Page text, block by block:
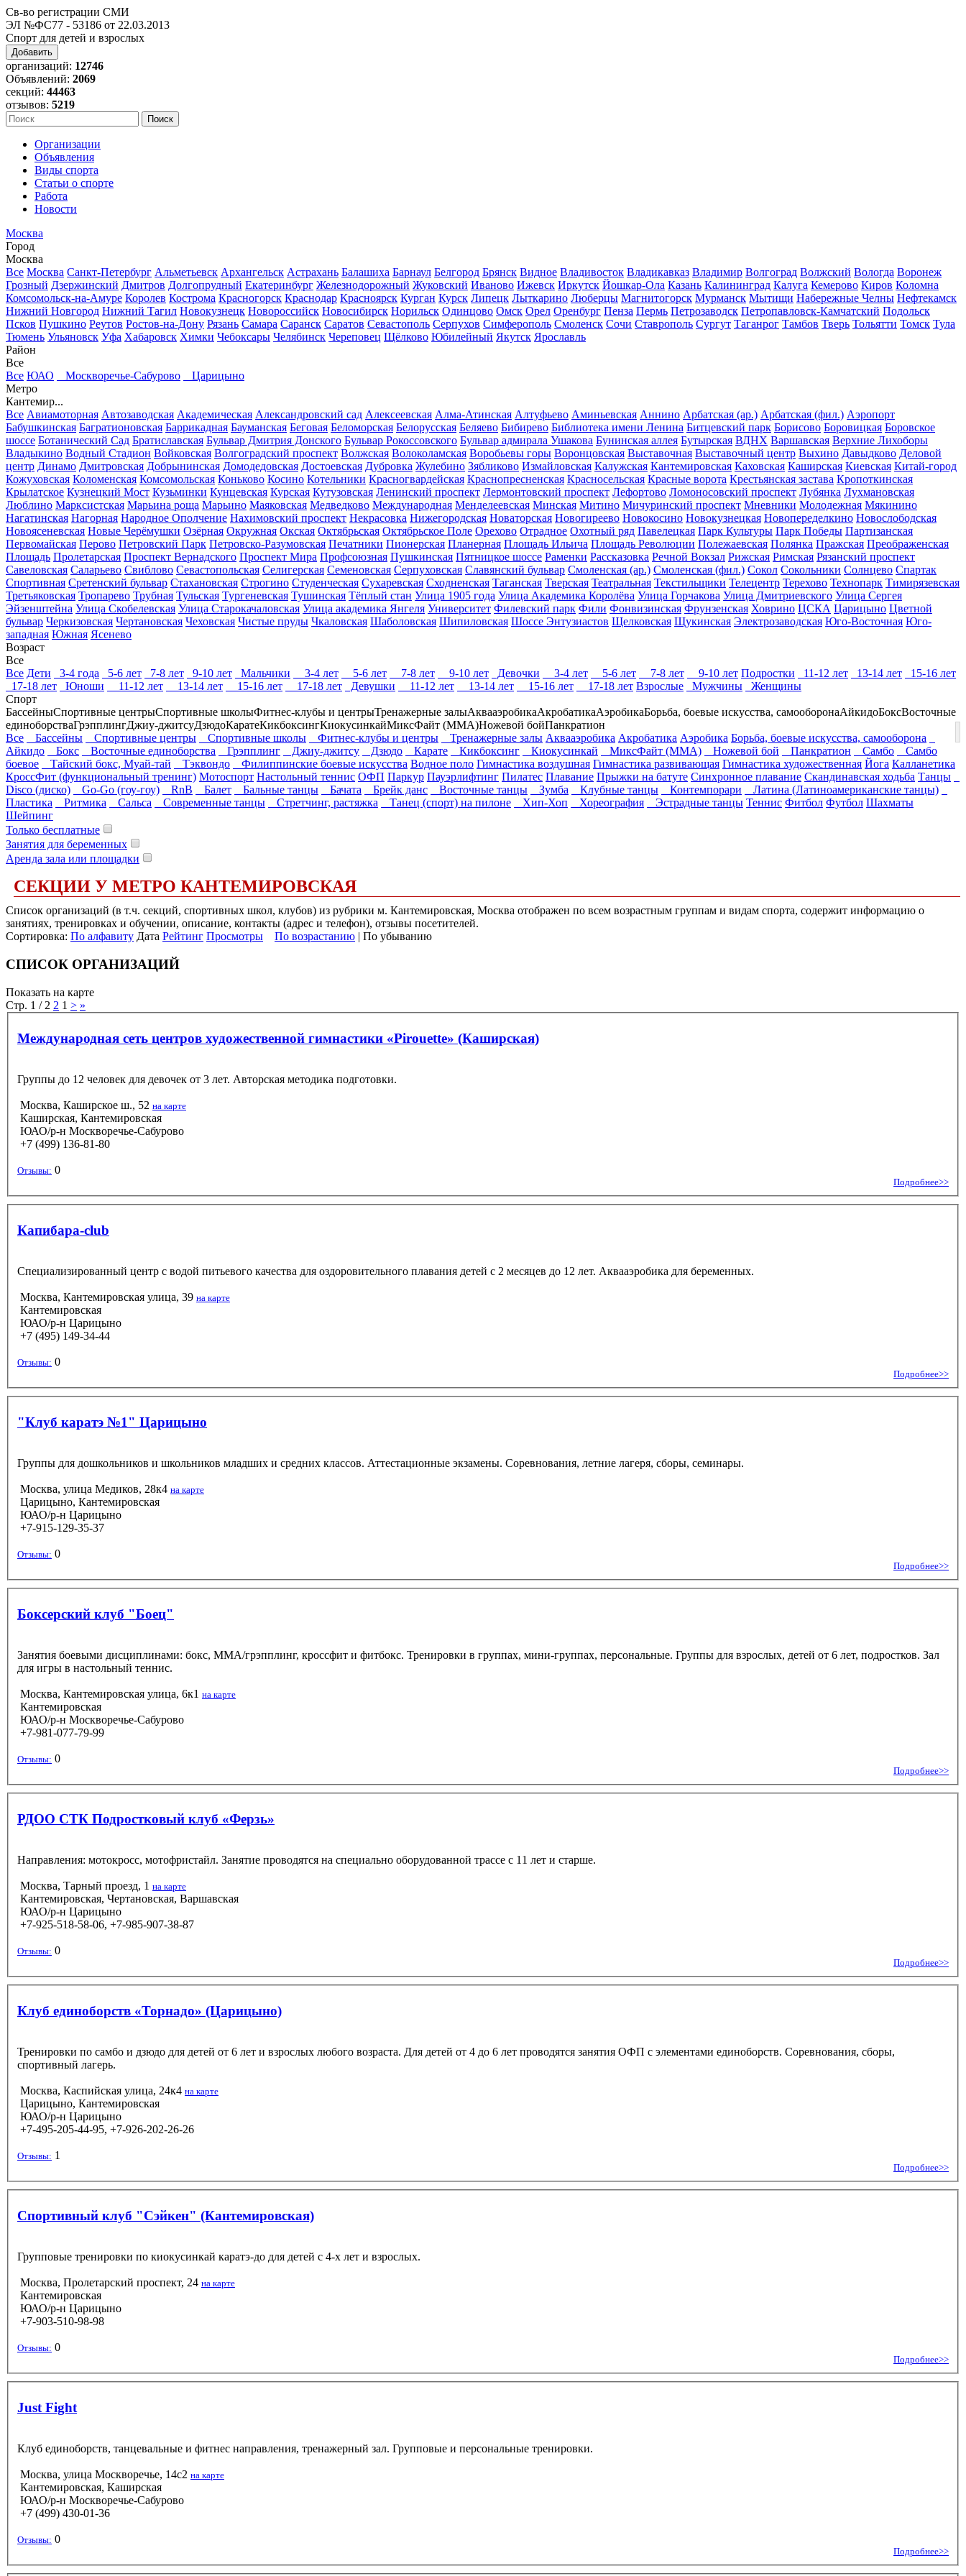
Св-во регистрации СМИ
ЭЛ №ФС77 - 53186 от 22.03.2013
Спорт для детей и взрослых
Добавить
организаций: 12746
Объявлений: 2069
секций: 44463
отзывов: 5219
Организации
Объявления
Виды спорта
Статьи о спорте
Работа
Новости
Москва
Город
Москва
Все Москва Санкт-Петербург Альметьевск Архангельск Астрахань Балашиха Барнаул Белгород Брянск Видное Владивосток Владикавказ Владимир Волгоград Волжский Вологда Воронеж
Грозный Дзержинский Дмитров Долгопрудный Екатеринбург Железнодорожный Жуковский Иваново Ижевск Иркутск Йошкар-Ола Казань Калининград Калуга Кемерово Киров Коломна
Комсомольск-на-Амуре Королев Кострома Красногорск Краснодар Красноярск Курган Курск Липецк Лыткарино Люберцы Магнитогорск Мурманск Мытищи Набережные Челны Нефтекамск
Нижний Новгород Нижний Тагил Новокузнецк Новороссийск Новосибирск Норильск Одинцово Омск Орел Оренбург Пенза Пермь Петрозаводск Петропавловск-Камчатский Подольск
Псков Пушкино Реутов Ростов-на-Дону Рязань Самара Саранск Саратов Севастополь Серпухов Симферополь Смоленск Сочи Ставрополь Сургут Таганрог Тамбов Тверь Тольятти Томск Тула
Тюмень Ульяновск Уфа Хабаровск Химки Чебоксары Челябинск Череповец Щёлково Юбилейный Якутск Ярославль
Район
Все
Все ЮАО Москворечье-Сабурово
Царицыно
Метро
Кантемир...
Все Авиамоторная Автозаводская Академическая Александровский сад Алексеевская Алма-Атинская Алтуфьево Аминьевская Аннино Арбатская (ар.) Арбатская (фил.) Аэропорт
Бабушкинская Багратионовская Баррикадная Бауманская Беговая Беломорская Белорусская Беляево Бибирево Библиотека имени Ленина Битцевский парк Борисово Боровицкая Боровское
шоссе Ботанический Сад Братиславская Бульвар Дмитрия Донского Бульвар Рокоссовского Бульвар адмирала Ушакова Бунинская аллея Бутырская ВДНХ Варшавская Верхние Лихоборы
Владыкино Водный Стадион Войковская Волгоградский проспект Волжская Волоколамская Воробьевы горы Воронцовская Выставочная Выставочный центр Выхино Давыдково Деловой
центр Динамо Дмитровская Добрынинская Домодедовская Достоевская Дубровка Жулебино Зябликово Измайловская Калужская Кантемировская Каховская Каширская Киевская Китай-город
Кожуховская Коломенская Комсомольская Коньково Косино Котельники Красногвардейская Краснопресненская Красносельская Красные ворота Крестьянская застава Кропоткинская
Крылатское Кузнецкий Мост Кузьминки Кунцевская Курская Кутузовская Ленинский проспект Лермонтовский проспект Лефортово Ломоносовский проспект Лубянка Лухмановская
Люблино Марксистская Марьина роща Марьино Маяковская Медведково Международная Менделеевская Минская Митино Мичуринский проспект Мневники Молодежная Мякинино
Нагатинская Нагорная Народное Ополчение Нахимовский проспект Некрасовка Нижегородская Новаторская Новогиреево Новокосино Новокузнецкая Новопеределкино Новослободская
Новоясеневская Новые Черёмушки Озёрная Окружная Окская Октябрьская Октябрьское Поле Орехово Отрадное Охотный ряд Павелецкая Парк Культуры Парк Победы Партизанская
Первомайская Перово Петровский Парк Петровско-Разумовская Печатники Пионерская Планерная Площадь Ильича Площадь Революции Полежаевская Полянка Пражская Преображенская
Площадь Пролетарская Проспект Вернадского Проспект Мира Профсоюзная Пушкинская Пятницкое шоссе Раменки Рассказовка Речной Вокзал Рижская Римская Рязанский проспект
Савеловская Саларьево Свиблово Севастопольская Селигерская Семеновская Серпуховская Славянский бульвар Смоленская (ар.) Смоленская (фил.) Сокол Сокольники Солнцево Спартак
Спортивная Сретенский бульвар Стахановская Строгино Студенческая Сухаревская Сходненская Таганская Тверская Театральная Текстильщики Телецентр Терехово Технопарк Тимирязевская
Третьяковская Тропарево Трубная Тульская Тургеневская Тушинская Тёплый стан Улица 1905 года Улица Академика Королёва Улица Горчакова Улица Дмитриевского Улица Сергея
Эйзенштейна Улица Скобелевская Улица Старокачаловская Улица академика Янгеля Университет Филевский парк Фили Фонвизинская Фрунзенская Ховрино ЦСКА Царицыно Цветной
бульвар Черкизовская Чертановская Чеховская Чистые пруды Чкаловская Шаболовская Шипиловская Шоссе Энтузиастов Щелковская Щукинская Электрозаводская Юго-Восточная Юго-
западная Южная Ясенево
Возраст
Все
Все Дети 3-4 года 5-6 лет 7-8 лет 9-10 лет Мальчики 3-4 лет 5-6 лет 7-8 лет 9-10 лет Девочки 3-4 лет 5-6 лет 7-8 лет 9-10 лет Подростки 11-12 лет 13-14 лет
15-16 лет
17-18 лет
Юноши 11-12 лет 13-14 лет 15-16 лет 17-18 лет Девушки 11-12 лет 13-14 лет 15-16 лет 17-18 лет Взрослые Мужчины
Женщины
Спорт
БассейныСпортивные центрыСпортивные школыФитнес-клубы и центрыТренажерные залыАквааэробикаАкробатикаАэробикаБорьба, боевые искусства, самооборонаАйкидоБоксВосточные
единоборстваГрэпплингДжиу-джитсуДзюдоКаратеКикбоксингКиокусинкайМиксФайт (ММА)Ножевой бойПанкратион
Все
Бассейны Спортивные центры Спортивные школы Фитнес-клубы и центры Тренажерные залы Аквааэробика Акробатика Аэробика Борьба, боевые искусства, самооборона
Айкидо
Бокс Восточные единоборства Грэпплинг Джиу-джитсу Дзюдо Карате Кикбоксинг Киокусинкай МиксФайт (ММА) Ножевой бой Панкратион Самбо
Самбо
боевое
Тайский бокс, Муай-тай Тэквондо Филиппинские боевые искусства Водное поло Гимнастика воздушная Гимнастика развивающая Гимнастика художественная Йога Калланетика
КроссФит (функциональный тренинг) Мотоспорт Настольный теннис ОФП Паркур Пауэрлифтинг Пилатес Плавание Прыжки на батуте Синхронное плавание Скандинавская ходьба Танцы
Disco (диско)
Go-Go (гоу-гоу) RnB Балет Бальные танцы Бачата Брейк данс Восточные танцы Зумба Клубные танцы Контемпорари
Латина (Латиноамериканские танцы)
Пластика
Ритмика Сальса Современные танцы Стретчинг, растяжка Танец (спорт) на пилоне Хип-Хоп Хореография Эстрадные танцы Теннис Фитбол Футбол Шахматы
Шейпинг
Только бесплатные
Занятия для беременных
Аренда зала или площадки
СЕКЦИИ У МЕТРО КАНТЕМИРОВСКАЯ
Список организаций (в т.ч. секций, спортивных школ, клубов) из рубрики м. Кантемировская, Москва отображен по всем возрастным группам и видам спорта, содержит информацию о
занятиях, тренировках и обучении, описание, контакты (адрес и телефон), отзывы посетителей.
Сортировка: По алфавиту Дата Рейтинг Просмотры По возрастанию | По убыванию
СПИСОК ОРГАНИЗАЦИЙ
Показать на карте
Стр. 1 / 2 2 1 > »
Международная сеть центров художественной гимнастики «Pirouette» (Каширская)
Группы до 12 человек для девочек от 3 лет. Авторская методика подготовки.
Москва, Каширское ш., 52 на карте
Каширская, Кантемировская
ЮАО/р-н Москворечье-Сабурово
+7 (499) 136-81-80
Отзывы: 0
Подробнее>>
Капибара-club
Специализированный центр с водой питьевого качества для оздоровительного плавания детей с 2 месяцев до 12 лет. Аквааэробика для беременных.
Москва, Кантемировская улица, 39 на карте
Кантемировская
ЮАО/р-н Царицыно
+7 (495) 149-34-44
Отзывы: 0
Подробнее>>
"Клуб каратэ №1" Царицыно
Группы для дошкольников и школьников младших и средних классов. Аттестационные экзамены. Соревнования, летние лагеря, сборы, семинары.
Москва, улица Медиков, 28к4 на карте
Царицыно, Кантемировская
ЮАО/р-н Царицыно
+7-915-129-35-37
Отзывы: 0
Подробнее>>
Боксерский клуб "Боец"
Занятия боевыми дисциплинами: бокс, ММА/грэпплинг, кроссфит и фитбокс. Тренировки в группах, мини-группах, персональные. Группы для взрослых, детей от 6 лет, подростков. Зал
для игры в настольный теннис.
Москва, Кантемировская улица, 6к1 на карте
Кантемировская
ЮАО/р-н Москворечье-Сабурово
+7-981-077-79-99
Отзывы: 0
Подробнее>>
РДОО СТК Подростковый клуб «Ферзь»
Направления: мотокросс, мотофристайл. Занятие проводятся на специально оборудованной трассе с 11 лет и старше.
Москва, Тарный проезд, 1 на карте
Кантемировская, Чертановская, Варшавская
ЮАО/р-н Царицыно
+7-925-518-58-06, +7-985-907-38-87
Отзывы: 0
Подробнее>>
Клуб единоборств «Торнадо» (Царицыно)
Тренировки по самбо и дзюдо для детей от 6 лет и взрослых любого возраста. Для детей от 4 до 6 лет проводятся занятия ОФП с элементами единоборств. Соревнования, сборы,
спортивный лагерь.
Москва, Каспийская улица, 24к4 на карте
Царицыно, Кантемировская
ЮАО/р-н Царицыно
+7-495-205-44-95, +7-926-202-26-26
Отзывы: 1
Подробнее>>
Спортивный клуб "Сэйкен" (Кантемировская)
Групповые тренировки по киокусинкай каратэ-до для детей с 4-х лет и взрослых.
Москва, Пролетарский проспект, 24 на карте
Кантемировская
ЮАО/р-н Царицыно
+7-903-510-98-98
Отзывы: 0
Подробнее>>
Just Fight
Клуб единоборств, танцевальные и фитнес направления, тренажерный зал. Групповые и персональные тренировки.
Москва, улица Москворечье, 14с2 на карте
Кантемировская, Каширская
ЮАО/р-н Москворечье-Сабурово
+7 (499) 430-01-36
Отзывы: 0
Подробнее>>